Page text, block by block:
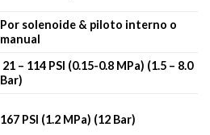
Por solenoide & piloto interno o
manual
21 – 114 PSI (0.15-0.8 MPa) (1.5 – 8.0
Bar)
167 PSI (1.2 MPa) (12 Bar)